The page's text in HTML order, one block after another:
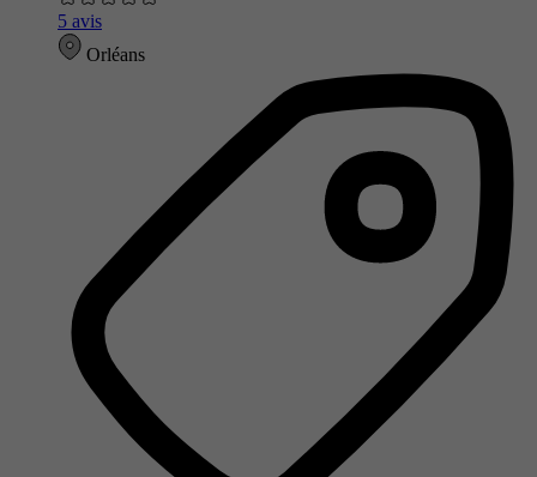
5 avis
Orléans